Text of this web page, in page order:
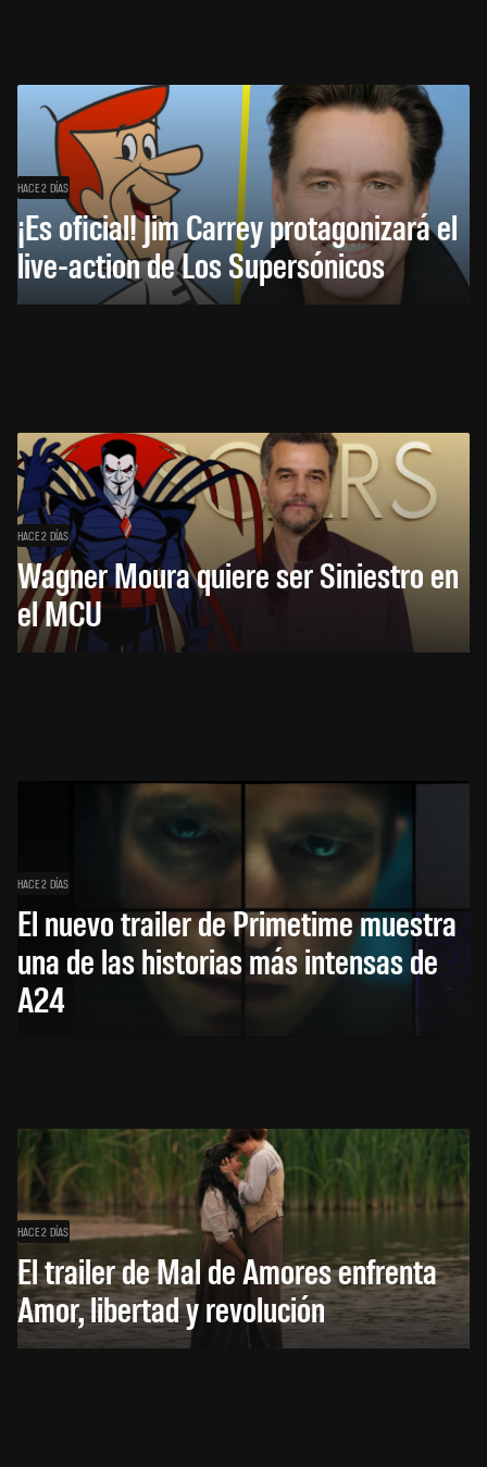
HACE 2 DÍAS
¡Es oficial! Jim Carrey protagonizará el
live-action de Los Supersónicos
HACE 2 DÍAS
Wagner Moura quiere ser Siniestro en
el MCU
HACE 2 DÍAS
El nuevo trailer de Primetime muestra
una de las historias más intensas de
A24
HACE 2 DÍAS
El trailer de Mal de Amores enfrenta
Amor, libertad y revolución